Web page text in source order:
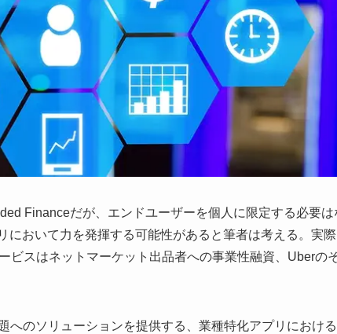
Financeだが、エンドユーザーを個人に限定する必要は
おいて力を発揮する可能性があると筆者は考える。実際
ビスはネットマーケット出品者への事業性融資、Uberの
のソリューションを提供する、業種特化アプリにおける